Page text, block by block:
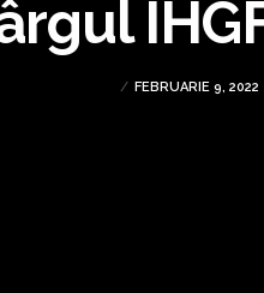
FEBRUARIE 9, 2022